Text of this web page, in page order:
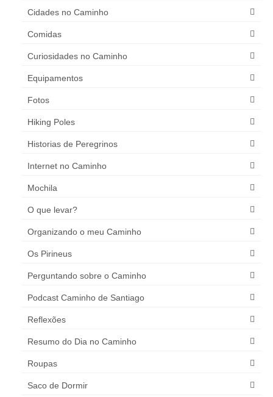
Cidades no Caminho
Comidas
Curiosidades no Caminho
Equipamentos
Fotos
Hiking Poles
Historias de Peregrinos
Internet no Caminho
Mochila
O que levar?
Organizando o meu Caminho
Os Pirineus
Perguntando sobre o Caminho
Podcast Caminho de Santiago
Reflexões
Resumo do Dia no Caminho
Roupas
Saco de Dormir